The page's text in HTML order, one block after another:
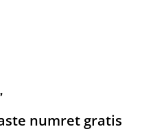
numret gratis